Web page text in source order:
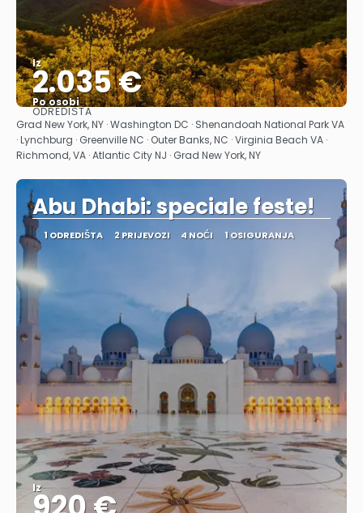
Iz
2.035 €
Po osobi
Vidjeti
ODREDIŠTA
Grad New York, NY · Washington DC · Shenandoah National Park VA
· Lynchburg · Greenville NC · Outer Banks, NC · Virginia Beach VA ·
Richmond, VA · Atlantic City NJ · Grad New York, NY
Abu Dhabi: speciale feste!
1 ODREDIŠTA 2 PRIJEVOZI 4 NOĆI 1 OSIGURANJA
Iz